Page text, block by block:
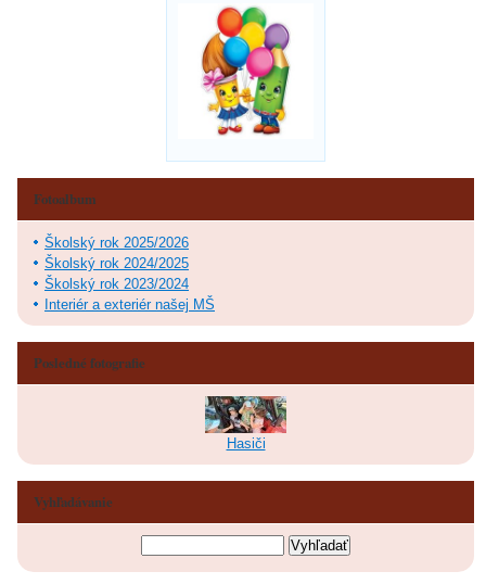
Fotoalbum
Školský rok 2025/2026
Školský rok 2024/2025
Školský rok 2023/2024
Interiér a exteriér našej MŠ
Posledné fotografie
Hasiči
Vyhľadávanie